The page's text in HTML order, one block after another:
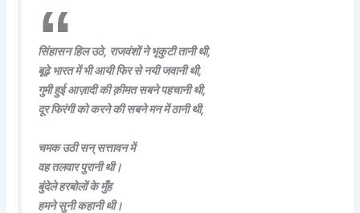
सिंहासन हिल उठे, राजवंशों ने भृकुटी तानी थी,
बूढ़े भारत में भी आयी फिर से नयी जवानी थी,
गुमी हुई आज़ादी की क़ीमत सबने पहचानी थी,
दूर फिरंगी को करने की सबने मन में ठानी थी,
चमक उठी सन् सत्तावन में
वह तलवार पुरानी थी।
बुंदेले हरबोलों के मुँह
हमने सुनी कहानी थी।